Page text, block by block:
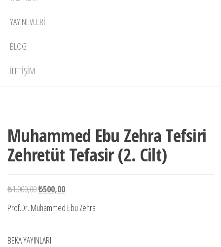
YAYINEVLERI
BLOG
İLETIŞIM
Muhammed Ebu Zehra Tefsiri
Zehretüt Tefasir (2. Cilt)
₺1.000,00Orijinal
fiyat:
₺500,00Şu
andaki
Prof.Dr. Muhammed Ebu Zehra
BEKA YAYINLARI